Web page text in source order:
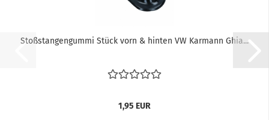
Stoßstangengummi Stück vorn & hinten VW Karmann Ghia...
1,95 EUR